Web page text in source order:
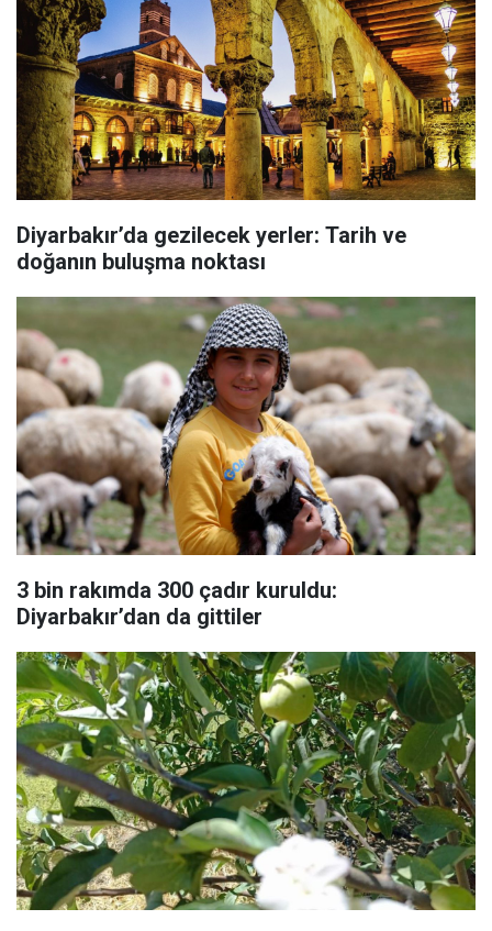
Diyarbakır’da gezilecek yerler: Tarih ve
doğanın buluşma noktası
3 bin rakımda 300 çadır kuruldu:
Diyarbakır’dan da gittiler